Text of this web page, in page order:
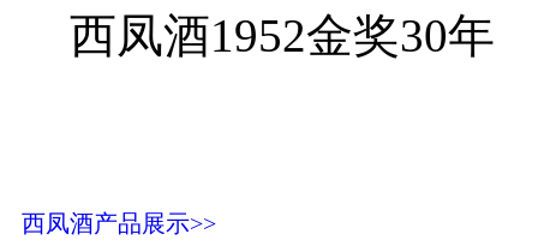
西凤酒1952金奖30年
西凤酒产品展示>>